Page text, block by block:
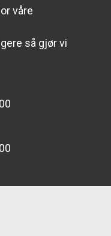
våre
så gjør vi